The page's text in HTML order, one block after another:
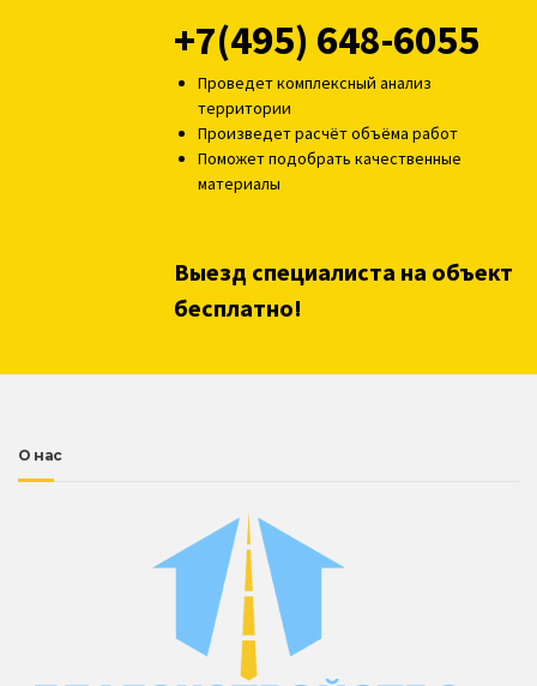
+7(495) 648-6055
Проведет комплексный анализ
территории
Произведет расчёт объёма работ
Поможет подобрать качественные
материалы
Выезд специалиста на объект
бесплатно!
О нас